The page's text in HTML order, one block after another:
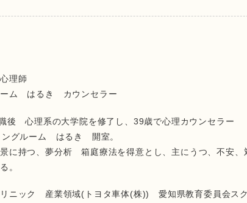
理師
ーム はるき カウンセラー
後 心理系の大学院を修了し、39歳で心理カウンセラー
ングルーム はるき 開室。
に持つ、夢分析 箱庭療法を得意とし、主にうつ、不安、
。
ニック 産業領域(トヨタ車体(株)) 愛知県教育委員会ス